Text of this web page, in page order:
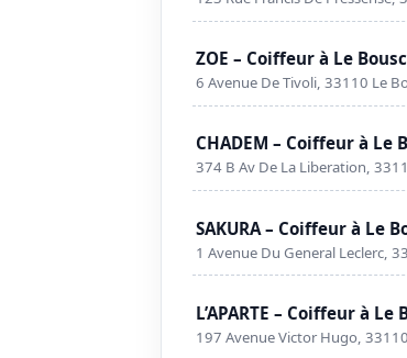
ZOE – Coiffeur à Le
6 Avenue De Tivoli, 33110 Le
CHADEM – Coiffeur à Le
374 B Av De La Liberation,
SAKURA – Coiffeur à Le
1 Avenue Du General Leclerc,
L’APARTE – Coiffeur à Le
197 Avenue Victor Hugo,